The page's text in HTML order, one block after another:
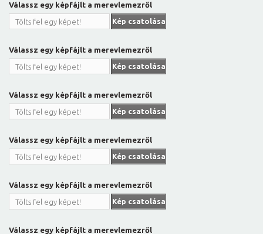
Válassz egy képfájlt a merevlemezről
Tölts fel egy képet! Kép csatolása
Válassz egy képfájlt a merevlemezről
Tölts fel egy képet! Kép csatolása
Válassz egy képfájlt a merevlemezről
Tölts fel egy képet! Kép csatolása
Válassz egy képfájlt a merevlemezről
Tölts fel egy képet! Kép csatolása
Válassz egy képfájlt a merevlemezről
Tölts fel egy képet! Kép csatolása
Válassz egy képfájlt a merevlemezről